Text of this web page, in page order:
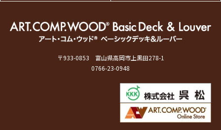
〒933-0853 富山県高岡市上黒田278-1
0766-23-0948